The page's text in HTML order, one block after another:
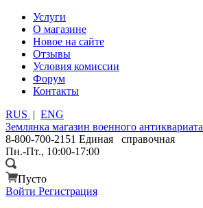
Услуги
О магазине
Новое на сайте
Отзывы
Условия комиссии
Форум
Контакты
RUS | ENG
Землянка магазин военного антиквариата
8-800-700-2151 Единая справочная
Пн.-Пт., 10:00-17:00
Пусто
Войти Регистрация